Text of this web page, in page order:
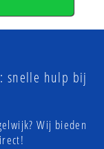
snelle hulp bij
Wij bieden